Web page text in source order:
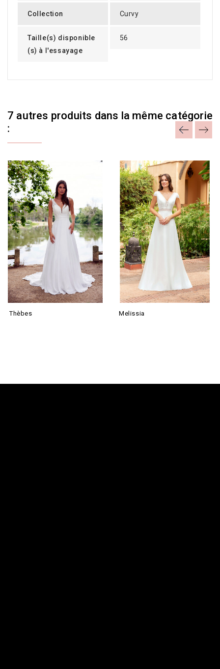
Collection Curvy
Taille(s) disponible
(s) à l'essayage
56
7 autres produits dans la même catégorie
:
Thèbes Melissia